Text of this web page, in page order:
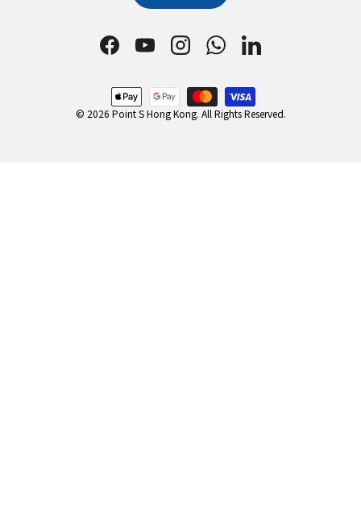
Facebook
YouTubeInstagram
WhatsAppLinkedIn
Payment methods accepted
© 2026 Point S Hong Kong. All Rights Reserved.